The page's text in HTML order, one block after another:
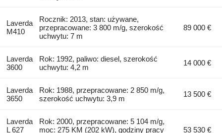
Laverda
M410
Rocznik: 2013, stan: używane,
przepracowane: 3 800 m/g, szerokość
uchwytu: 7 m
89 000 €
Laverda
3600
Rok: 1992, paliwo: diesel, szerokość
uchwytu: 4,2 m
14 000 €
Laverda
3650
Rok: 1988, przepracowane: 2 850 m/g,
szerokość uchwytu: 3,9 m
13 500 €
Laverda
L 627
Rok: 2000, przepracowane: 5 104 m/g,
moc: 275 KM (202 kW), godziny pracy
53 530 €